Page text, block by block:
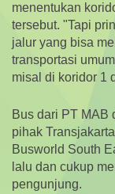
menentukan
tersebut. "Tapi
jalur yang bisa
transportasi
misal di koridor 1
Bus dari PT MAB
pihak
Busworld South
lalu dan cukup
pengunjung.